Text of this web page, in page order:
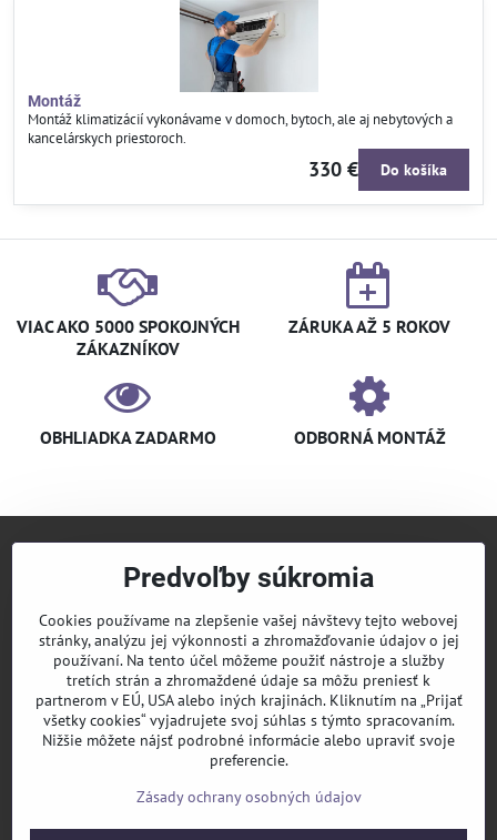
Montáž
Montáž klimatizácií vykonávame v domoch, bytoch, ale aj nebytových a
kancelárskych priestoroch.
330 € Do košíka
VIAC AKO 5000 SPOKOJNÝCH
ZÁKAZNÍKOV
ZÁRUKA AŽ 5 ROKOV
OBHLIADKA ZADARMO ODBORNÁ MONTÁŽ
KLIMANIAK Pridajte sa k nám
Sledujte nás
Predvoľby súkromia
Cookies používame na zlepšenie vašej návštevy tejto webovej
stránky, analýzu jej výkonnosti a zhromažďovanie údajov o jej
používaní. Na tento účel môžeme použiť nástroje a služby
tretích strán a zhromaždené údaje sa môžu preniesť k
partnerom v EÚ, USA alebo iných krajinách. Kliknutím na „Prijať
všetky cookies“ vyjadrujete svoj súhlas s týmto spracovaním.
Nižšie môžete nájsť podrobné informácie alebo upraviť svoje
preferencie.
Zásady ochrany osobných údajov